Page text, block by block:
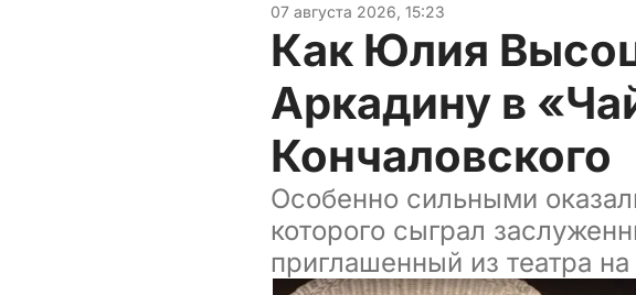
07 августа 2026, 15:23
Как Юлия
Аркадину в
Кончаловского
Особенно сильными
которого сыграл
приглашенный из театра на